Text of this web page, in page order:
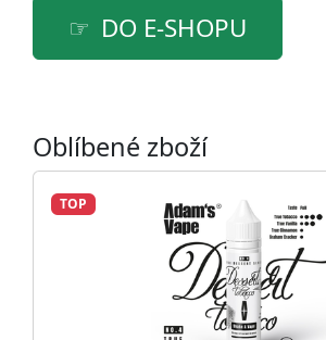
DO E-SHOPU
Oblíbené zboží
TOP